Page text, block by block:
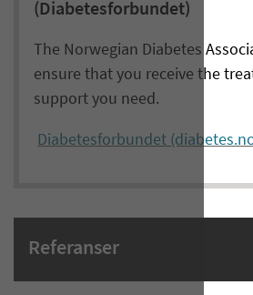
(Diabetesforbundet)
The Norwegian Diabetes
ensure that you receive the
support you need.
Diabetesforbundet
Referanser